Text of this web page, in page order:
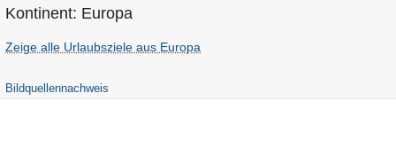
Kontinent: Europa
Zeige alle Urlaubsziele aus Europa
Bildquellennachweis